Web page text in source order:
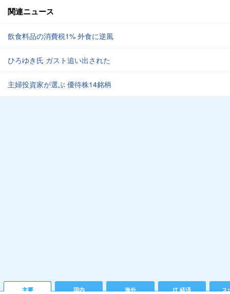
関連ニュース
飲食料品の消費税1% 外食に逆風
ひろゆき氏 ガスト追い出された
主婦投資家が選ぶ 優待株14銘柄
主要 国内 海外 IT 経済 ス